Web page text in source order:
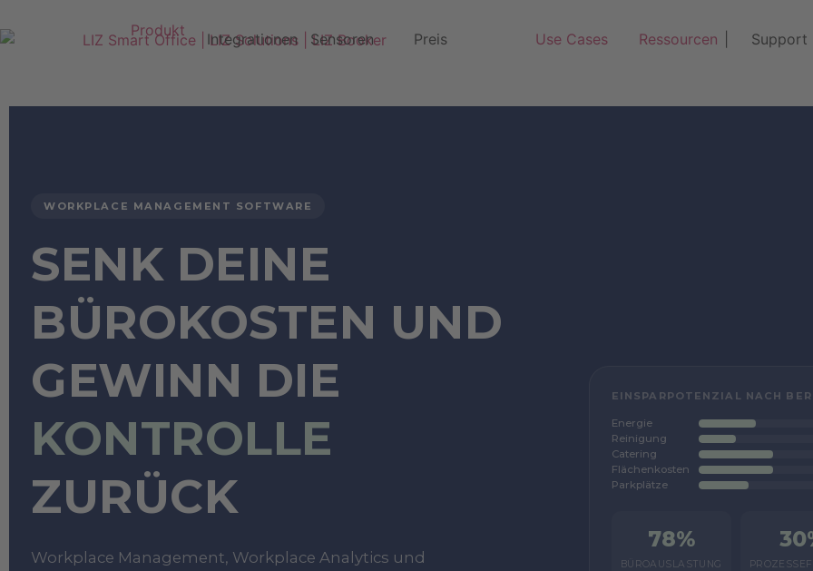
Produkt Integrationen Sensoren Preis Use Cases Ressourcen |‎‎‎‎‏‏‎ ‎‏‏‎ ‎‏‏‎ ‎‏ ‎‏‏‎ Support
WORKPLACE MANAGEMENT SOFTWARE
SENK DEINE
BÜROKOSTEN UND
GEWINN DIE
KONTROLLE
ZURÜCK
Workplace Management, Workplace Analytics und
EINSPARPOTENZIAL NACH
Energie
Reinigung
Catering
Flächenkosten
Parkplätze
78%
BÜROAUSLASTUNG